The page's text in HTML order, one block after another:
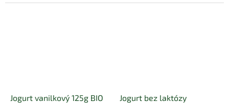
Jogurt vanilkový 125g BIO
Jogurt bez laktózy